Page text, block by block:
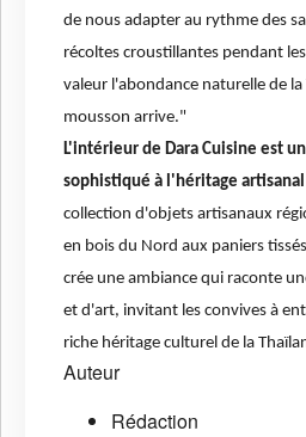
de nous adapter au rythme des
récoltes croustillantes pendant
valeur l'abondance naturelle de
mousson arrive."
L'intérieur de Dara Cuisine est
sophistiqué à l'héritage
collection d'objets artisanaux
en bois du Nord aux paniers
crée une ambiance qui raconte
et d'art, invitant les convives à
riche héritage culturel de la
Auteur
Rédaction